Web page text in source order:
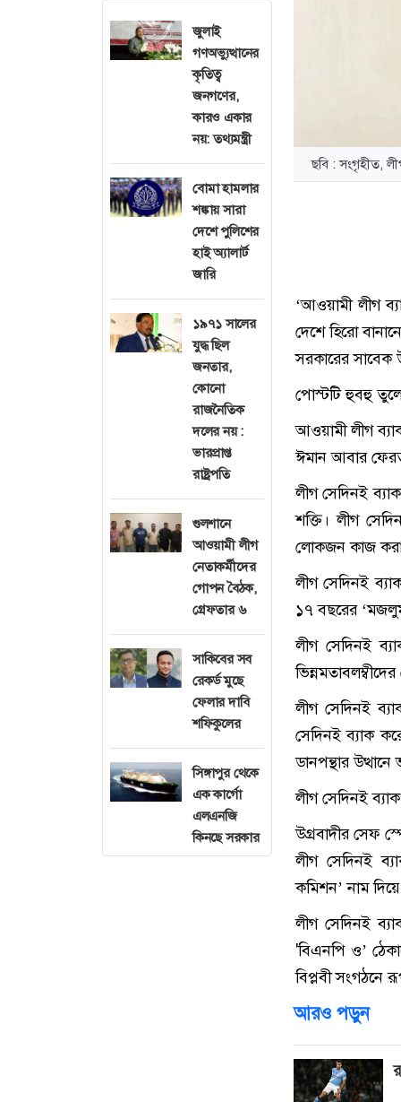
জুলাই
গণঅভ্যুত্থানের
কৃতিত্ব
জনগণের,
কারও একার
নয়: তথ্যমন্ত্রী
বোমা হামলার
শঙ্কায় সারা
দেশে পুলিশের
হাই অ্যালার্ট
জারি
১৯৭১ সালের
যুদ্ধ ছিল
জনতার,
কোনো
রাজনৈতিক
দলের নয় :
ভারপ্রাপ্ত
রাষ্ট্রপতি
গুলশানে
আওয়ামী লীগ
নেতাকর্মীদের
গোপন বৈঠক,
গ্রেফতার ৬
সাকিবের সব
রেকর্ড মুছে
ফেলার দাবি
শফিকুলের
সিঙ্গাপুর থেকে
এক কার্গো
এলএনজি
কিনছে সরকার
ছবি : সংগৃহীত,
‘আওয়ামী লীগ
দেশে হিরো
সরকারের
পোস্টটি হুবহু
আওয়ামী লীগ
ঈমান আবার
লীগ সেদিনই
শক্তি। লীগ
লোকজন কাজ
লীগ সেদিনই
১৭ বছরের
লীগ সেদিনই
লীগ সেদিনই
সেদিনই ব্যাক
ডানপন্থার
লীগ সেদিনই
উগ্রবাদীর সেফ
লীগ সেদিনই
কমিশন’ নাম
লীগ সেদিনই
'বিএনপি ও’
বিপ্লবী সংগঠনে
আরও পড়ুন